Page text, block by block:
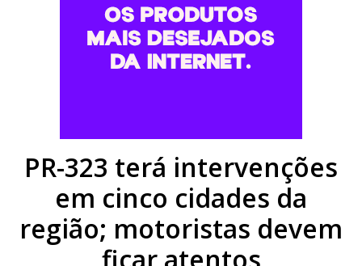
PR-323 terá intervenções
em cinco cidades da
região; motoristas devem